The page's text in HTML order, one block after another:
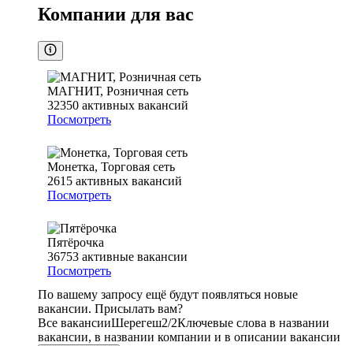
Компании для вас
МАГНИТ, Розничная сеть
32350 активных вакансий
Посмотреть
Монетка, Торговая сеть
2615 активных вакансий
Посмотреть
Пятёрочка
36753 активные вакансии
Посмотреть
По вашему запросу ещё будут появляться новые
вакансии. Присылать вам?
Все вакансииШерегеш2/2Ключевые слова в названии
вакансии, в названии компании и в описании вакансии